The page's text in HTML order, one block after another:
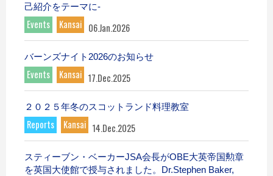
己紹介をテーマに-
Events Kansai 06.Jan.2026
バーンズナイト2026のお知らせ
Events Kansai 17.Dec.2025
２０２５年冬のスコットランド料理教室
Reports Kansai 14.Dec.2025
スティーブン・ベーカーJSA会長がOBE大英帝国勲章
を英国大使館で授与されました。Dr.Stephen Baker,